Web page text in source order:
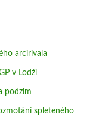
arcirivala
v Lodži
podzim
spleteného